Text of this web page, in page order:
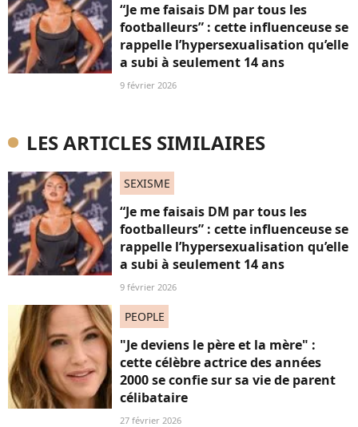
“Je me faisais DM par tous les
footballeurs” : cette influenceuse se
rappelle l’hypersexualisation qu’elle
a subi à seulement 14 ans
9 février 2026
LES ARTICLES SIMILAIRES
SEXISME
“Je me faisais DM par tous les
footballeurs” : cette influenceuse se
rappelle l’hypersexualisation qu’elle
a subi à seulement 14 ans
9 février 2026
PEOPLE
"Je deviens le père et la mère" :
cette célèbre actrice des années
2000 se confie sur sa vie de parent
célibataire
27 février 2026